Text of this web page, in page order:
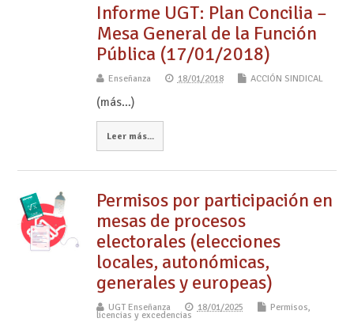
Informe UGT: Plan Concilia –
Mesa General de la Función
Pública (17/01/2018)
Enseñanza 18/01/2018 ACCIÓN SINDICAL
(más…)
Leer más...
Permisos por participación en
mesas de procesos
electorales (elecciones
locales, autonómicas,
generales y europeas)
UGT Enseñanza 18/01/2025 Permisos,
licencias y excedencias